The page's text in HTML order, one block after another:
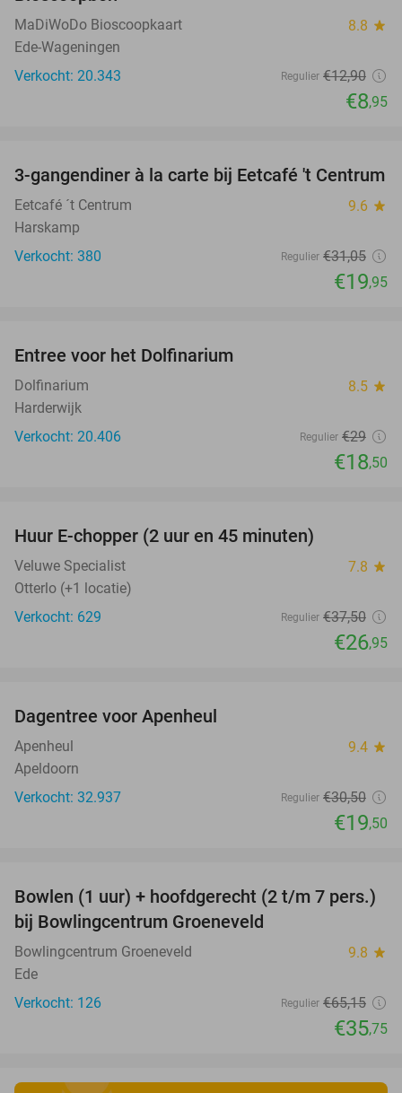
MaDiWoDo Bioscoopkaart 8.8 star
Ede-Wageningen
Verkocht: 20.343
Regulier €12,90
€8,95
36%
3-gangendiner à la carte bij Eetcafé 't Centrum
Eetcafé ´t Centrum 9.6 star
Harskamp
Verkocht: 380
Regulier €31,05
€19,95
Entree voor het Dolfinarium
Dolfinarium 8.5 star
Harderwijk
Verkocht: 20.406
Regulier €29
€18,50
Huur E-chopper (2 uur en 45 minuten)
Veluwe Specialist 7.8 star
Otterlo (+1 locatie)
Verkocht: 629
Regulier €37,50
€26,95
Dagentree voor Apenheul
Apenheul 9.4 star
Apeldoorn
Verkocht: 32.937
Regulier €30,50
€19,50
45%
Bowlen (1 uur) + hoofdgerecht (2 t/m 7 pers.)
bij Bowlingcentrum Groeneveld
Bowlingcentrum Groeneveld 9.8 star
Ede
Verkocht: 126
Regulier €65,15
€35,75